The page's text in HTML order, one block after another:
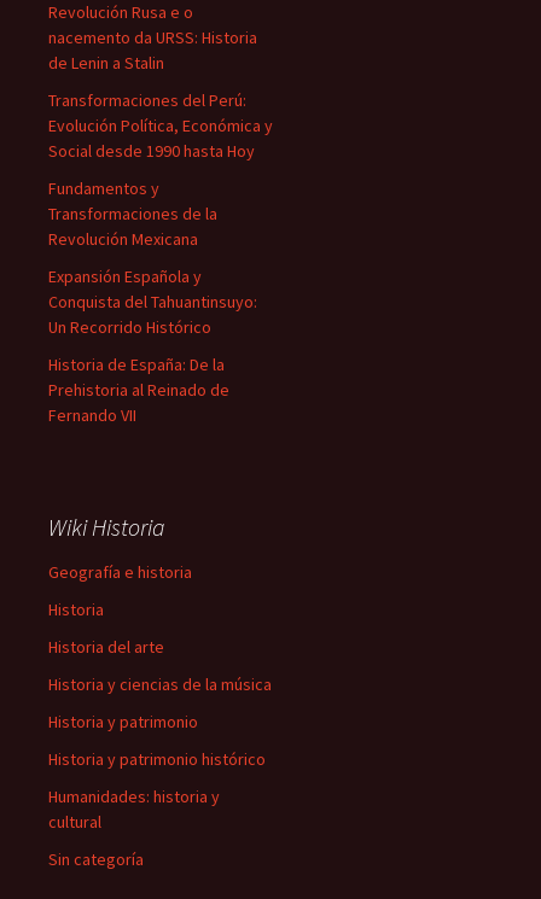
Revolución Rusa e o
nacemento da URSS: Historia
de Lenin a Stalin
Transformaciones del Perú:
Evolución Política, Económica y
Social desde 1990 hasta Hoy
Fundamentos y
Transformaciones de la
Revolución Mexicana
Expansión Española y
Conquista del Tahuantinsuyo:
Un Recorrido Histórico
Historia de España: De la
Prehistoria al Reinado de
Fernando VII
Wiki Historia
Geografía e historia
Historia
Historia del arte
Historia y ciencias de la música
Historia y patrimonio
Historia y patrimonio histórico
Humanidades: historia y
cultural
Sin categoría